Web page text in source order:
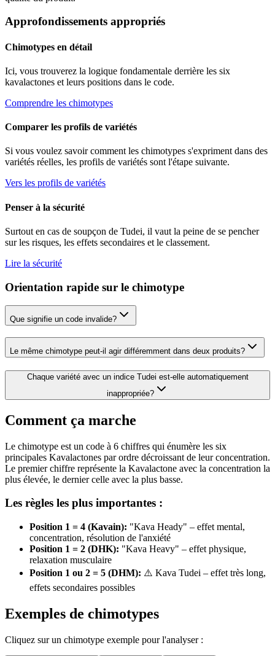
Approfondissements appropriés
Chimotypes en détail
Ici, vous trouverez la logique fondamentale derrière les six
kavalactones et leurs positions dans le code.
Comprendre les chimotypes
Comparer les profils de variétés
Si vous voulez savoir comment les chimotypes s'expriment dans des
variétés réelles, les profils de variétés sont l'étape suivante.
Vers les profils de variétés
Penser à la sécurité
Surtout en cas de soupçon de Tudei, il vaut la peine de se pencher
sur les risques, les effets secondaires et le classement.
Lire la sécurité
Orientation rapide sur le chimotype
Que signifie un code invalide?
Le même chimotype peut-il agir différemment dans deux produits?
Chaque variété avec un indice Tudei est-elle automatiquement
inappropriée?
Comment ça marche
Le chimotype est un code à 6 chiffres qui énumère les six
principales Kavalactones par ordre décroissant de leur concentration.
Le premier chiffre représente la Kavalactone avec la concentration la
plus élevée, le dernier celle avec la plus basse.
Les règles les plus importantes :
Position 1 = 4 (Kavain): "Kava Heady" – effet mental,
concentration, résolution de l'anxiété
Position 1 = 2 (DHK): "Kava Heavy" – effet physique,
relaxation musculaire
Position 1 ou 2 = 5 (DHM): ⚠️ Kava Tudei – effet très long,
effets secondaires possibles
Exemples de chimotypes
Cliquez sur un chimotype exemple pour l'analyser :